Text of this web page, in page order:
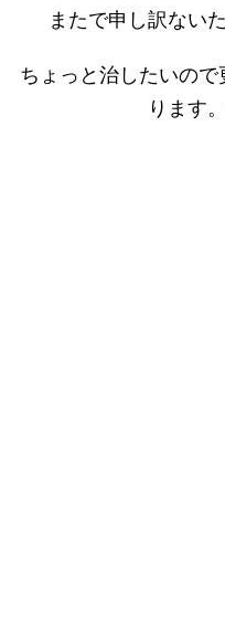
またで申し訳ない
ちょっと治したいの
ります